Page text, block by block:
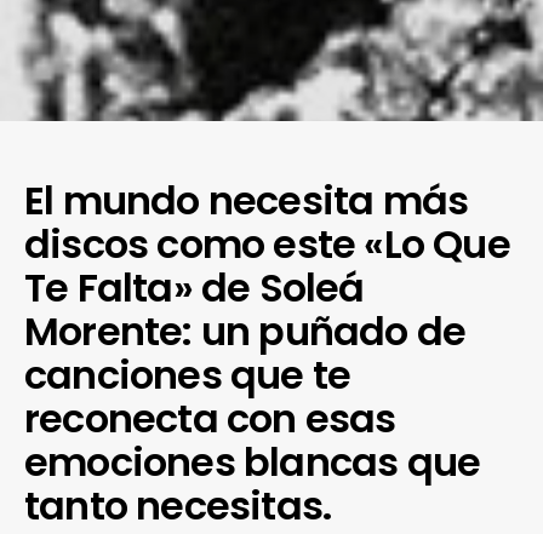
El mundo necesita más
discos como este «Lo Que
Te Falta» de Soleá
Morente: un puñado de
canciones que te
reconecta con esas
emociones blancas que
tanto necesitas.